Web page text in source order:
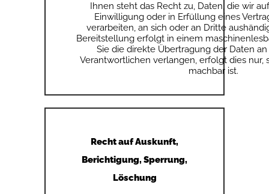
Ihnen steht das Recht zu, Daten, die wir
Einwilligung oder in Erfüllung eines
verarbeiten, an sich oder an Dritte
Bereitstellung erfolgt in einem
Sie die direkte Übertragung der Daten
Verantwortlichen verlangen, erfolgt dies nur,
machbar ist.
Recht auf Auskunft,
Berichtigung, Sperrung,
Löschung